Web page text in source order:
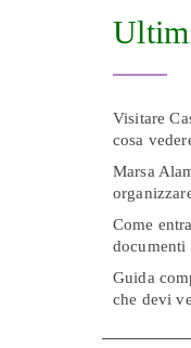
Visitare
cosa
Marsa
Come
documenti
Guida
che devi